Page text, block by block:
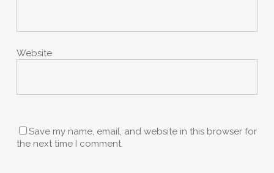
Website
Save my name, email, and website in this browser for
the next time I comment.